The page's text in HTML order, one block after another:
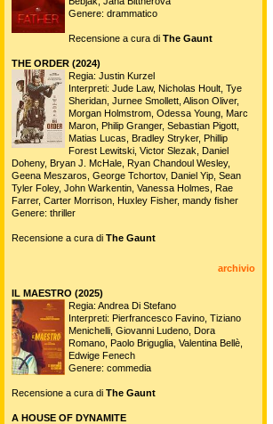
Genere: drammatico
Recensione a cura di The Gaunt
THE ORDER (2024)
Regia: Justin Kurzel
Interpreti: Jude Law, Nicholas Hoult, Tye
Sheridan, Jurnee Smollett, Alison Oliver,
Morgan Holmstrom, Odessa Young, Marc
Maron, Philip Granger, Sebastian Pigott,
Matias Lucas, Bradley Stryker, Phillip
Forest Lewitski, Victor Slezak, Daniel
Doheny, Bryan J. McHale, Ryan Chandoul Wesley,
Geena Meszaros, George Tchortov, Daniel Yip, Sean
Tyler Foley, John Warkentin, Vanessa Holmes, Rae
Farrer, Carter Morrison, Huxley Fisher, mandy fisher
Genere: thriller
Recensione a cura di The Gaunt
archivio
IL MAESTRO (2025)
Regia: Andrea Di Stefano
Interpreti: Pierfrancesco Favino, Tiziano
Menichelli, Giovanni Ludeno, Dora
Romano, Paolo Briguglia, Valentina Bellè,
Edwige Fenech
Genere: commedia
Recensione a cura di The Gaunt
A HOUSE OF DYNAMITE